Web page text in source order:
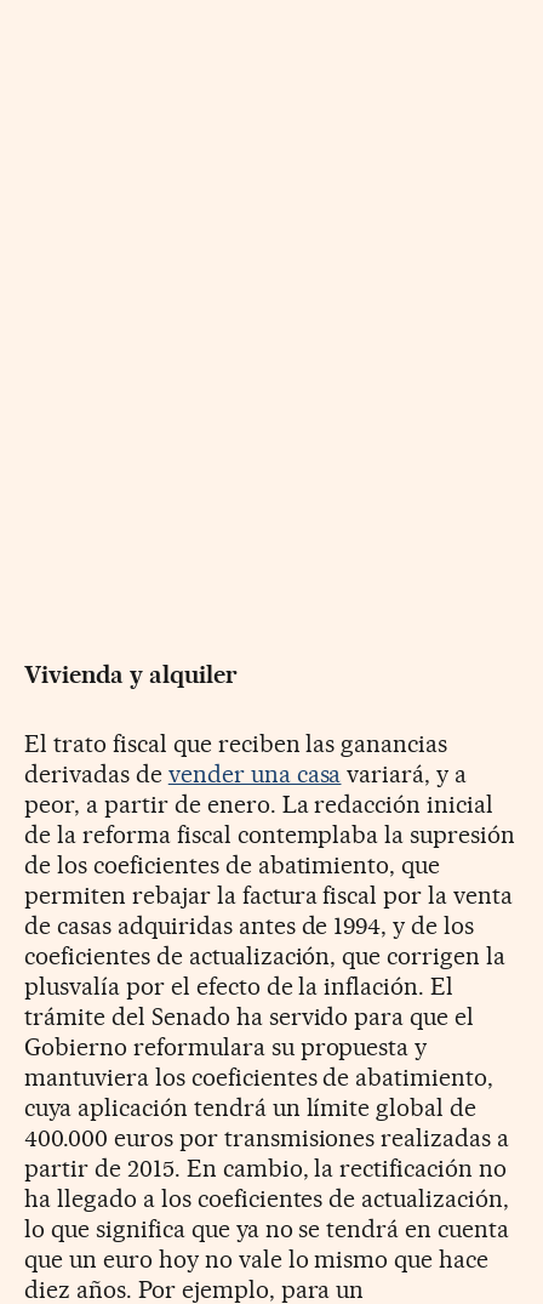
Vivienda y alquiler
El trato fiscal que reciben las ganancias
derivadas de vender una casa variará, y a
peor, a partir de enero. La redacción inicial
de la reforma fiscal contemplaba la supresión
de los coeficientes de abatimiento, que
permiten rebajar la factura fiscal por la venta
de casas adquiridas antes de 1994, y de los
coeficientes de actualización, que corrigen la
plusvalía por el efecto de la inflación. El
trámite del Senado ha servido para que el
Gobierno reformulara su propuesta y
mantuviera los coeficientes de abatimiento,
cuya aplicación tendrá un límite global de
400.000 euros por transmisiones realizadas a
partir de 2015. En cambio, la rectificación no
ha llegado a los coeficientes de actualización,
lo que significa que ya no se tendrá en cuenta
que un euro hoy no vale lo mismo que hace
diez años. Por ejemplo, para un